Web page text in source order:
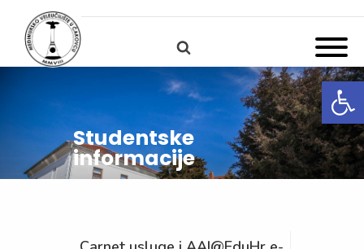
Studentske
informacije